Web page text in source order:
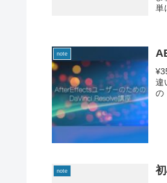
単
note
違
の
note